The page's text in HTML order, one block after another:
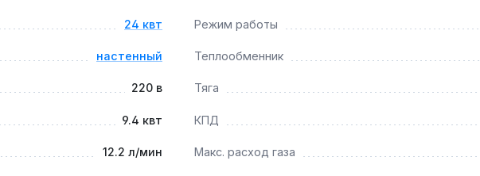
24 квт Режим работы
настенный Теплообменник
220 в Тяга
9.4 квт КПД
12.2 л/мин Макс. расход газа